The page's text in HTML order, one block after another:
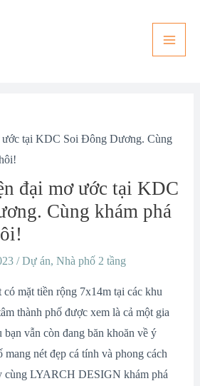
ước tại KDC Soi Đông Dương. Cùng
đại mơ ước tại KDC
Cùng khám phá
/Dự án, Nhà phố 2 tầng
có mặt tiền rộng 7x14m tại các khu
thành phố được xem là cả một gia
vẫn còn đang băn khoăn về ý
nét đẹp cá tính và phong cách
cùng LYARCH DESIGN khám phá